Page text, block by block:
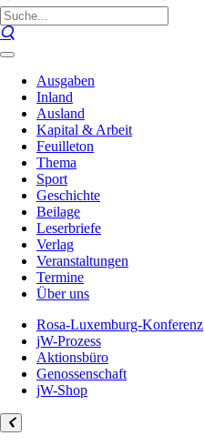
Ausgaben
Inland
Ausland
Kapital & Arbeit
Feuilleton
Thema
Sport
Geschichte
Beilage
Leserbriefe
Verlag
Veranstaltungen
Termine
Über uns
Rosa-Luxemburg-Konferenz
jW-Prozess
Aktionsbüro
Genossenschaft
jW-Shop